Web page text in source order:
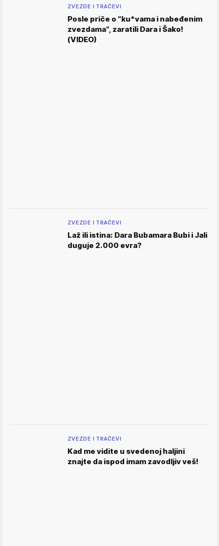
ZVEZDE I TRAČEVI
Posle priče o "ku*vama i nabeđenim
zvezdama", zaratili Dara i Šako!
(VIDEO)
ZVEZDE I TRAČEVI
Laž ili istina: Dara Bubamara Bubi i Jali
duguje 2.000 evra?
ZVEZDE I TRAČEVI
Kad me vidite u svedenoj haljini
znajte da ispod imam zavodljiv veš!